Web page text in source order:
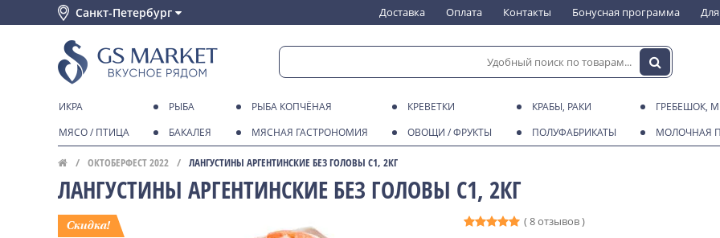
Санкт-Петербург Доставка Оплата Контакты Бонусная программа
ИКРА РЫБА РЫБА КОПЧЁНАЯ КРЕВЕТКИ КРАБЫ, РАКИ
ГРЕБЕШОК,
МЯСО / ПТИЦА
БАКАЛЕЯ МЯСНАЯ ГАСТРОНОМИЯ ОВОЩИ / ФРУКТЫ ПОЛУФАБРИКАТЫ МОЛОЧНАЯ
ОКТОБЕРФЕСТ 2022 ЛАНГУСТИНЫ АРГЕНТИНСКИЕ БЕЗ ГОЛОВЫ C1, 2КГ
ЛАНГУСТИНЫ АРГЕНТИНСКИЕ БЕЗ ГОЛОВЫ C1, 2КГ
( 8 отзывов )